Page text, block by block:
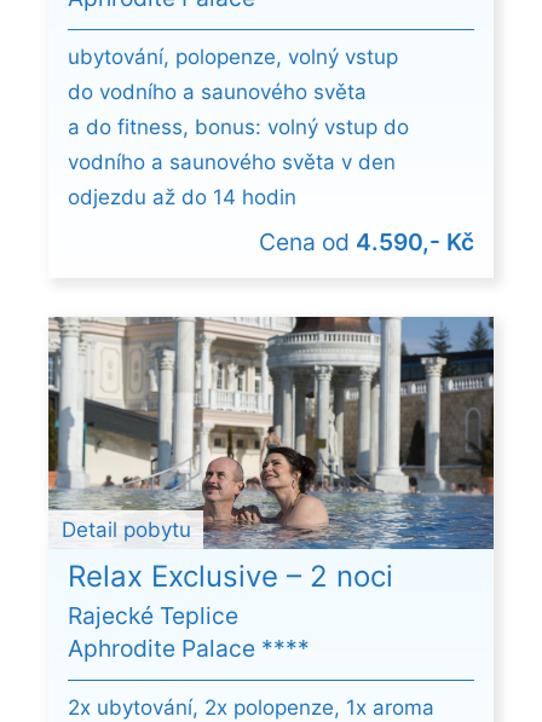
ubytování, polopenze, volný vstup
do vodního a saunového světa
a do fitness, bonus: volný vstup do
vodního a saunového světa v den
odjezdu až do 14 hodin
Cena od 4.590,- Kč
Relax Exclusive – 2 noci
Rajecké Teplice
Aphrodite Palace ****
2x ubytování, 2x polopenze, 1x aroma
Detail pobytu